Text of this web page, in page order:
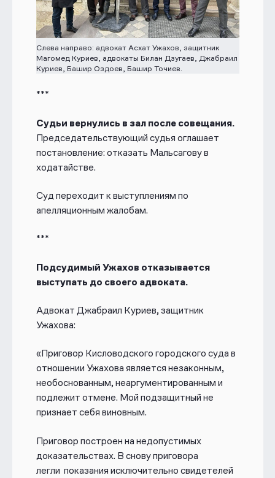
Слева направо: адвокат Асхат Ужахов, защитник
Магомед Куриев, адвокаты Билан Дзугаев, Джабраил
Куриев, Башир Оздоев, Башир Точиев.
***
Судьи вернулись в зал после совещания.
Председательствующий судья оглашает
постановление: отказать Мальсагову в
ходатайстве.
Суд переходит к выступлениям по
апелляционным жалобам.
***
Подсудимый Ужахов отказывается
выступать до своего адвоката.
Адвокат Джабраил Куриев, защитник
Ужахова:
«Приговор Кисловодского городского суда в
отношении Ужахова является незаконным,
необоснованным, неаргументированным и
подлежит отмене. Мой подзащитный не
признает себя виновным.
Приговор построен на недопустимых
доказательствах. В снову приговора
легли показания исключительно свидетелей